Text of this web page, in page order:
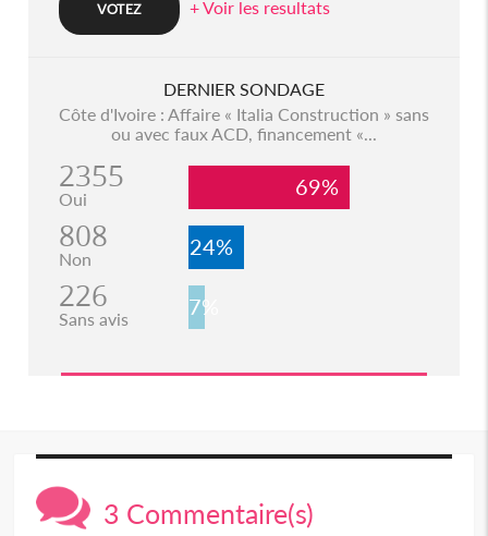
+ Voir les resultats
DERNIER SONDAGE
Côte d'Ivoire : Affaire « Italia Construction » sans
ou avec faux ACD, financement «...
2355
Oui 69%
808
Non 24%
226
Sans avis 7%
3 Commentaire(s)